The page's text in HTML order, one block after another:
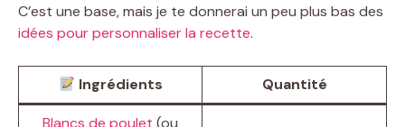
C’est une base, mais je te donnerai un peu plus bas des
idées pour personnaliser la recette.
Ingrédients Quantité
Blancs de poulet (ou